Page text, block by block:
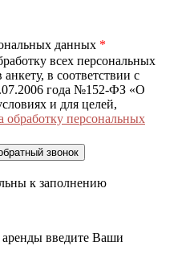
данных *
всех персональных
в соответствии с
года №152-ФЗ «О
и для целей,
обработку персональных
к заполнению
введите Ваши